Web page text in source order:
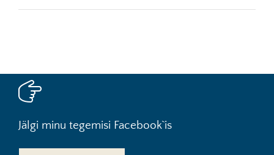
Jälgi minu tegemisi Facebook`is